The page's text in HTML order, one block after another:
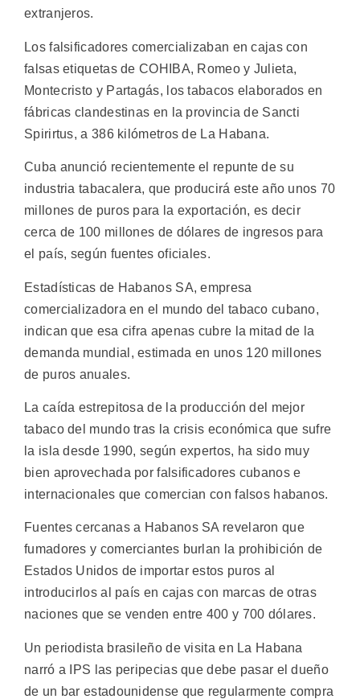
extranjeros.
Los falsificadores comercializaban en cajas con
falsas etiquetas de COHIBA, Romeo y Julieta,
Montecristo y Partagás, los tabacos elaborados en
fábricas clandestinas en la provincia de Sancti
Spirirtus, a 386 kilómetros de La Habana.
Cuba anunció recientemente el repunte de su
industria tabacalera, que producirá este año unos 70
millones de puros para la exportación, es decir
cerca de 100 millones de dólares de ingresos para
el país, según fuentes oficiales.
Estadísticas de Habanos SA, empresa
comercializadora en el mundo del tabaco cubano,
indican que esa cifra apenas cubre la mitad de la
demanda mundial, estimada en unos 120 millones
de puros anuales.
La caída estrepitosa de la producción del mejor
tabaco del mundo tras la crisis económica que sufre
la isla desde 1990, según expertos, ha sido muy
bien aprovechada por falsificadores cubanos e
internacionales que comercian con falsos habanos.
Fuentes cercanas a Habanos SA revelaron que
fumadores y comerciantes burlan la prohibición de
Estados Unidos de importar estos puros al
introducirlos al país en cajas con marcas de otras
naciones que se venden entre 400 y 700 dólares.
Un periodista brasileño de visita en La Habana
narró a IPS las peripecias que debe pasar el dueño
de un bar estadounidense que regularmente compra